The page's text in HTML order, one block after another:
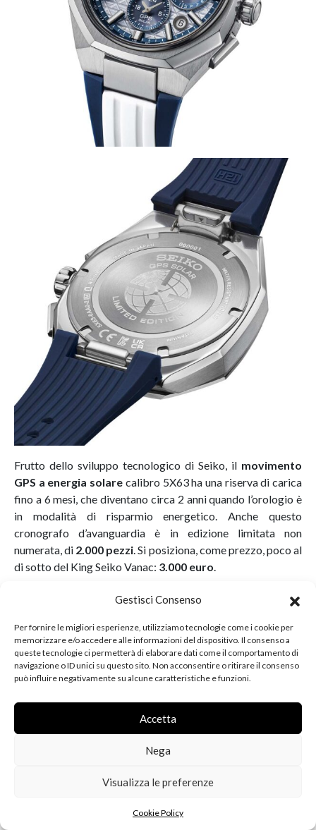
Gestisci Consenso
Per fornire le migliori esperienze, utilizziamo tecnologie come i cookie per
memorizzare e/o accedere alle informazioni del dispositivo. Il consenso a
queste tecnologie ci permetterà di elaborare dati come il comportamento di
navigazione o ID unici su questo sito. Non acconsentire o ritirare il consenso
può influire negativamente su alcune caratteristiche e funzioni.
Accetta
Nega
Visualizza le preferenze
Cookie Policy
Frutto dello sviluppo tecnologico di Seiko, il movimento
GPS a energia solare calibro 5X63 ha una riserva di carica
fino a 6 mesi, che diventano circa 2 anni quando l’orologio è
in modalità di risparmio energetico. Anche questo
cronografo d’avanguardia è in edizione limitata non
numerata, di 2.000 pezzi . Si posiziona, come prezzo, poco al
di sotto del King Seiko Vanac: 3.000 euro
Questa panoramica non è servita solo a illustrare sei
referenze che, probabilmente, entreranno nella storia
Pensiamo infatti che l’aver coinvolto nelle celebrazioni
alcune delle sue collezioni simbolo, dando a ciascun
stata una scelta intelligente perché in linea con il messaggio
che crediamo voglia dare il brand.
precisione, attraverso i secoli, legato a